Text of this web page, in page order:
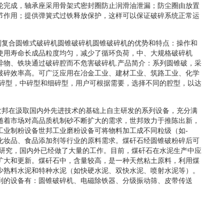
成，轴承座采用骨架式密封圈防止润滑油泄漏；防尘圈由放置
用；提供弹簧式过铁释放保护，这样可以保证破碎系统正常运
合圆锥式破碎机圆锥破碎机圆锥破碎机的优势和特点：操作和
寿命长成品粒度均匀，减少了循环负荷，中、大规格破碎机
、铁块通过破碎腔而不危害破碎机.产品简介：系列圆锥破，采
效率高。可广泛应用在冶金工业、建材工业、筑路工业、化学
型，中碎型和细碎型，用户可根据需要，选择不同的腔型，以达
在汲取国内外先进技术的基础上自主研发的系列设备，充分满
市场对高品质机制砂不断扩大的需求，世邦致力于推陈出新，
制粉设备世邦工业磨粉设备可将物料加工成不同粒级（如-
品、食品添加剂等行业的原料需求。煤矸石经圆锥破粉碎后可
究，国内外已经做了大量的工作。目前，煤矸石在水泥生产中应
和更新。煤矸石中，含量较高，是一种天然粘土原料，利用煤
料水泥和特种水泥（如快硬水泥、双快水泥、喷射水泥等）。
设备有：圆锥破碎机、电磁除铁器、分级振动筛、皮带传送